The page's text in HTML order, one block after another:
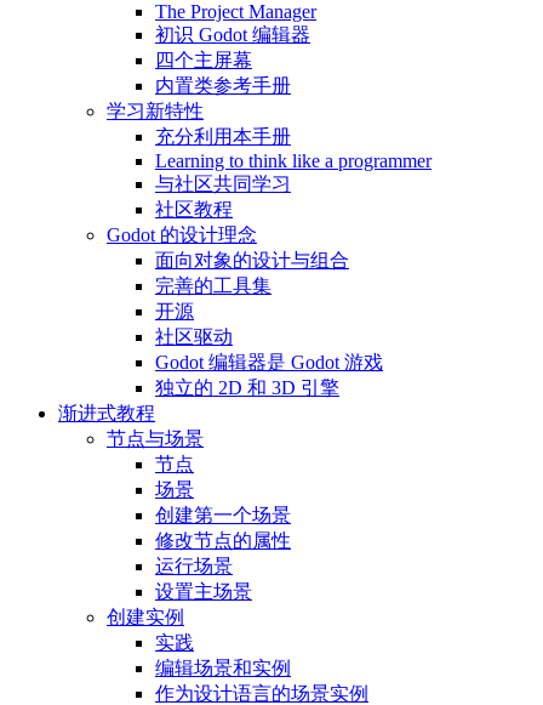
The Project Manager
初识 Godot 编辑器
四个主屏幕
内置类参考手册
学习新特性
充分利用本手册
Learning to think like a programmer
与社区共同学习
社区教程
Godot 的设计理念
面向对象的设计与组合
完善的工具集
开源
社区驱动
Godot 编辑器是 Godot 游戏
独立的 2D 和 3D 引擎
渐进式教程
节点与场景
节点
场景
创建第一个场景
修改节点的属性
运行场景
设置主场景
创建实例
实践
编辑场景和实例
作为设计语言的场景实例